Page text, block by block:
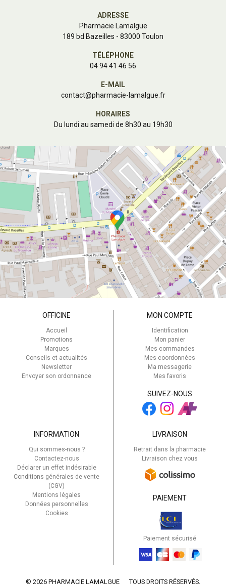
ADRESSE
Pharmacie Lamalgue
189 bd Bazeilles - 83000 Toulon
TÉLÉPHONE
04 94 41 46 56
E-MAIL
contact@pharmacie-lamalgue.fr
HORAIRES
Du lundi au samedi de 8h30 au 19h30
OFFICINE
Accueil
Promotions
Marques
Conseils et actualités
Newsletter
Envoyer son ordonnance
MON COMPTE
Identification
Mon panier
Mes commandes
Mes coordonnées
Ma messagerie
Mes favoris
SUIVEZ-NOUS
INFORMATION
Qui sommes-nous ?
Contactez-nous
Déclarer un effet indésirable
Conditions générales de vente
(CGV)
Mentions légales
Données personnelles
Cookies
LIVRAISON
Retrait dans la pharmacie
Livraison chez vous
PAIEMENT
Paiement sécurisé
© 2026 PHARMACIE LAMALGUE TOUS DROITS RÉSERVÉS.